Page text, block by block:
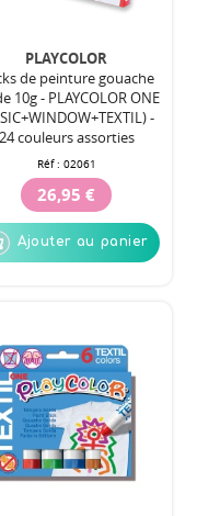
PLAYCOLOR
de peinture gouache
10g - PLAYCOLOR ONE
-
24 couleurs assorties
Réf : 02061
26,95 €
Ajouter au panier